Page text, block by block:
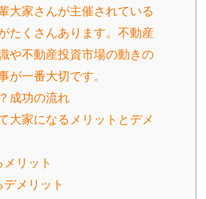
大家さんが主催されている
たくさんあります。不動産
や不動産投資市場の動きの
が一番大切です。
成功の流れ
大家になるメリットとデメ
メリット
デメリット